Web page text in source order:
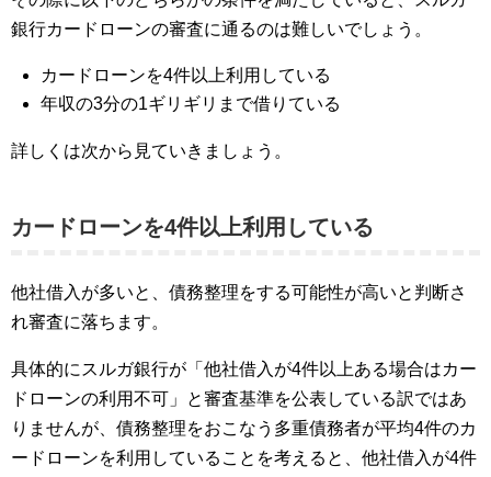
銀行カードローンの審査に通るのは難しいでしょう。
カードローンを4件以上利用している
年収の3分の1ギリギリまで借りている
詳しくは次から見ていきましょう。
カードローンを4件以上利用している
他社借入が多いと、債務整理をする可能性が高いと判断さ
れ審査に落ちます。
具体的にスルガ銀行が「他社借入が4件以上ある場合はカー
ドローンの利用不可」と審査基準を公表している訳ではあ
りませんが、債務整理をおこなう多重債務者が平均4件のカ
ードローンを利用していることを考えると、他社借入が4件